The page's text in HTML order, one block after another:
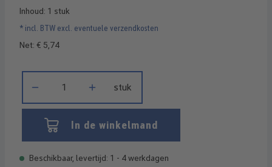
Inhoud: 1 stuk
* incl. BTW excl. eventuele verzendkosten
Net: € 5,74
stuk
In de winkelmand
Beschikbaar, levertijd: 1 - 4 werkdagen